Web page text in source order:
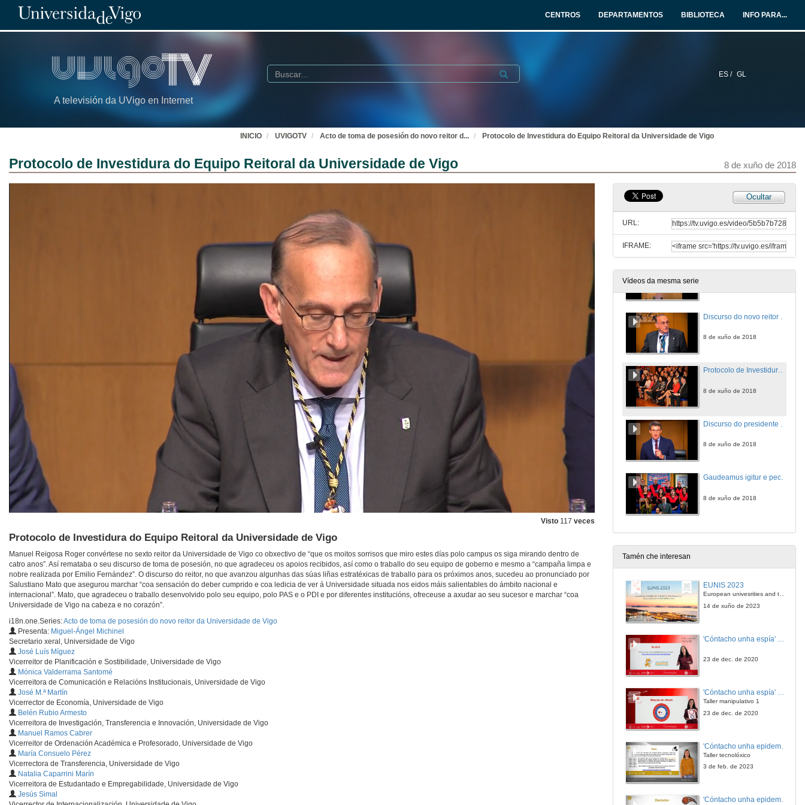
CENTROS DEPARTAMENTOS BIBLIOTECA INFO PARA...
A televisión da UVigo en Internet
ES / GL
Buscar Submit
INICIO UVIGOTV Acto de toma de posesión do novo reitor d... Protocolo de Investidura do Equipo Reitoral da Universidade de Vigo
Protocolo de Investidura do Equipo Reitoral da Universidade de Vigo 8 de xuño de 2018
Visto 117 veces
Protocolo de Investidura do Equipo Reitoral da Universidade de Vigo
Manuel Reigosa Roger convértese no sexto reitor da Universidade de Vigo co obxectivo de “que os moitos sorrisos que miro estes días polo campus os siga mirando dentro de
catro anos”. Así remataba o seu discurso de toma de posesión, no que agradeceu os apoios recibidos, así como o traballo do seu equipo de goberno e mesmo a “campaña limpa e
nobre realizada por Emilio Fernández”. O discurso do reitor, no que avanzou algunhas das súas liñas estratéxicas de traballo para os próximos anos, sucedeu ao pronunciado por
Salustiano Mato que asegurou marchar “coa sensación do deber cumprido e coa ledicia de ver á Universidade situada nos eidos máis salientables do ámbito nacional e
internacional”. Mato, que agradeceu o traballo desenvolvido polo seu equipo, polo PAS e o PDI e por diferentes institucións, ofreceuse a axudar ao seu sucesor e marchar “coa
Universidade de Vigo na cabeza e no corazón”.
i18n.one.Series:Acto de toma de posesión do novo reitor da Universidade de Vigo
Presenta: Miguel-Ángel Michinel
Secretario xeral, Universidade de Vigo
José Luís Míguez
Vicerreitor de Planificación e Sostibilidade, Universidade de Vigo
Mónica Valderrama Santomé
Vicerreitora de Comunicación e Relacións Institucionais, Universidade de Vigo
José M.ª Martín
Vicerrector de Economía, Universidade de Vigo
Belén Rubio Armesto
Vicerreitora de Investigación, Transferencia e Innovación, Universidade de Vigo
Manuel Ramos Cabrer
Vicerreitor de Ordenación Académica e Profesorado, Universidade de Vigo
María Consuelo Pérez
Vicerrectora de Transferencia, Universidade de Vigo
Natalia Caparrini Marín
Vicerreitora de Estudantado e Empregabilidade, Universidade de Vigo
Jesús Simal
Ocultar
URL:
IFRAME:
Vídeos da mesma serie
Un novo reitor para programar a Universidade do futuro
8 de xuño de 2018
8 de xuño de 2018
Protocolo de Investidura do Equipo Reitoral da Universidade de Vigo
8 de xuño de 2018
8 de xuño de 2018
Gaudeamus igitur e peche do acto
8 de xuño de 2018
Tamén che interesan
EUNIS 2023
European univesrities and the digital transformation: challenges and opportunities ahead
14 de xuño de 2023
23 de dec. de 2020
'Cóntacho unha espía' Criptografía
Taller manipulativo 1
23 de dec. de 2020
Taller tecnolóxico
3 de feb. de 2023
'Cóntacho unha epidemióloga' Decisións nun partido de baloncesto 4